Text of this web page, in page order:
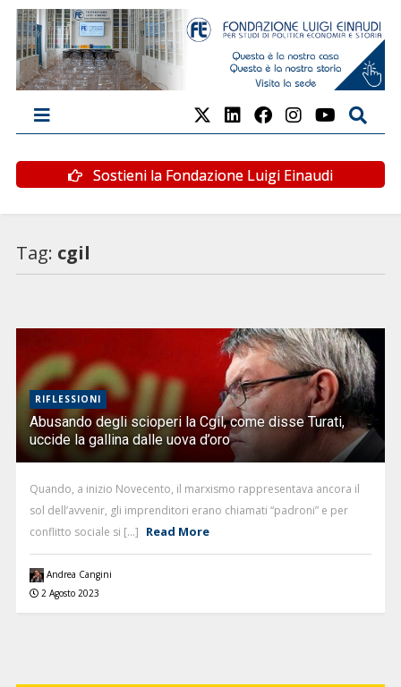
Sostieni la Fondazione Luigi Einaudi
Tag: cgil
RIFLESSIONI
Abusando degli scioperi la Cgil, come disse Turati,
uccide la gallina dalle uova d’oro
Quando, a inizio Novecento, il marxismo rappresentava ancora il
sol dell’avvenir, gli imprenditori erano chiamati “padroni” e per
conflitto sociale si [...] Read More
Andrea Cangini
2 Agosto 2023